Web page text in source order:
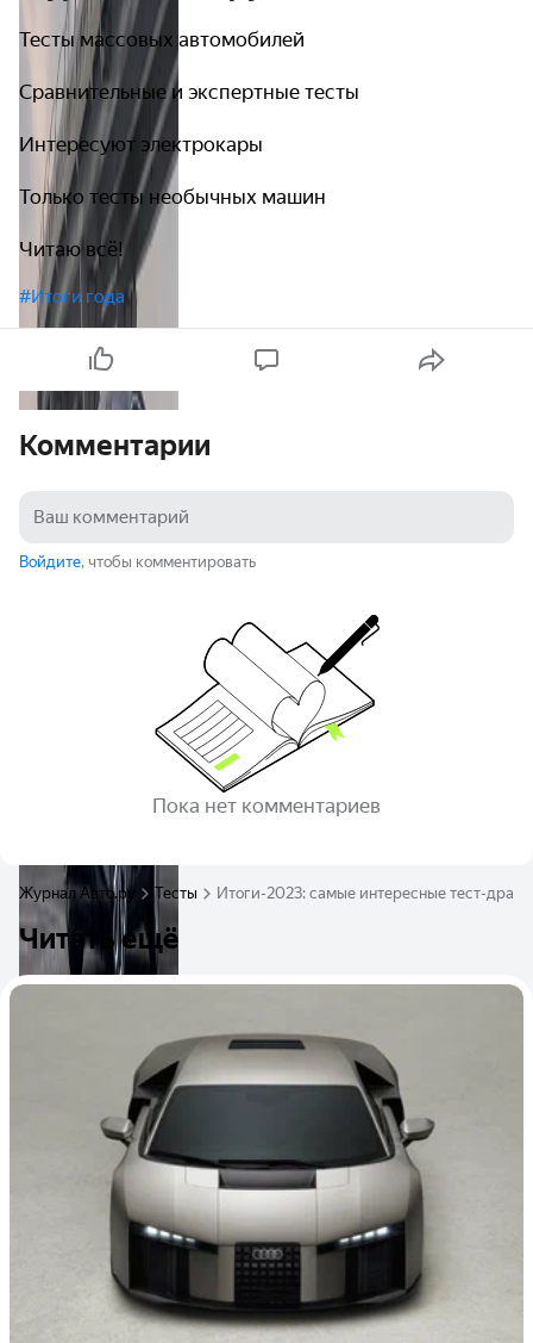
Тесты массовых автомобилей
Сравнительные и экспертные тесты
Интересуют электрокары
Только тесты необычных машин
Читаю всё!
#Итоги года
Комментарии
Войдите, чтобы комментировать
Пока нет комментариев
Журнал Авто.ру Тесты Итоги-2023: самые интересные тест-
Читать ещё